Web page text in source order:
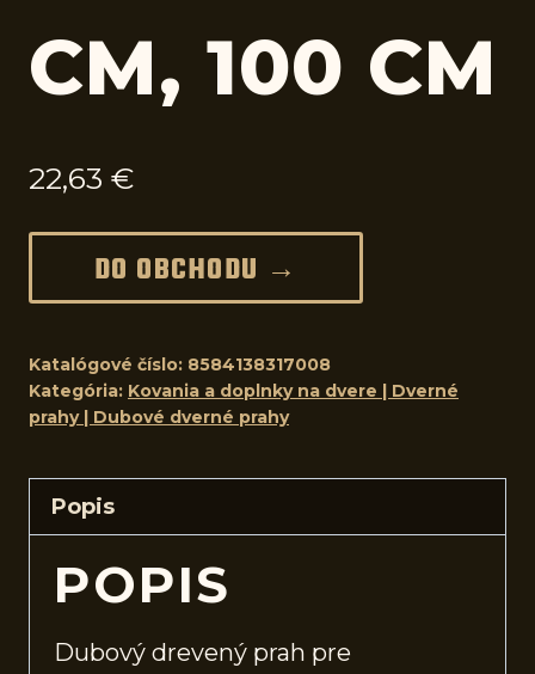
CM, 100 CM
22,63 €
DO OBCHODU →
Katalógové číslo: 8584138317008
Kategória: Kovania a doplnky na dvere | Dverné
prahy | Dubové dverné prahy
Popis
POPIS
Dubový drevený prah pre